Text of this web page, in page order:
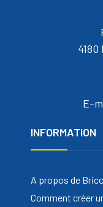
E-
INFORMATION
A propos de
Comment créer